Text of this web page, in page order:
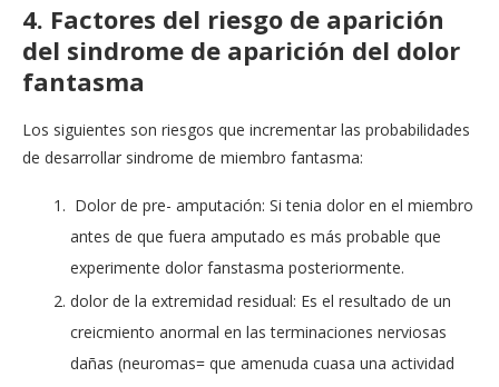
4. Factores del riesgo de aparición
del sindrome de aparición del dolor
fantasma
Los siguientes son riesgos que incrementar las probabilidades
de desarrollar sindrome de miembro fantasma:
Dolor de pre- amputación: Si tenia dolor en el miembro
antes de que fuera amputado es más probable que
experimente dolor fanstasma posteriormente.
dolor de la extremidad residual: Es el resultado de un
creicmiento anormal en las terminaciones nerviosas
dañas (neuromas= que amenuda cuasa una actividad